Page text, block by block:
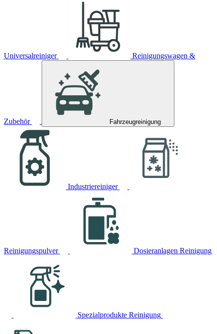
Universalreiniger Reinigungswagen &
Zubehör Fahrzeugreinigung
Industriereiniger
Reinigungspulver Dosieranlagen Reinigung
Spezialprodukte Reinigung